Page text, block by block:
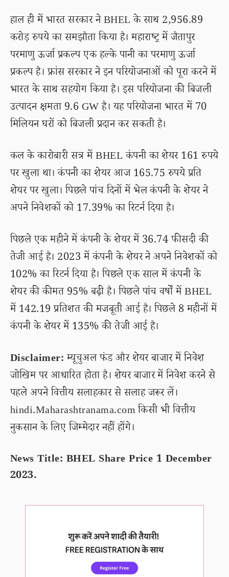
हाल ही में भारत सरकार ने BHEL के साथ 2,956.89
करोड़ रुपये का समझौता किया है। महाराष्ट्र में जैतापुर
परमाणु ऊर्जा प्रकल्प एक हल्के पानी का परमाणु ऊर्जा
प्रकल्प है। फ्रांस सरकार ने इन परियोजनाओं को पूरा करने में
भारत के साथ सहयोग किया है। इस परियोजना की बिजली
उत्पादन क्षमता 9.6 GW है। यह परियोजना भारत में 70
मिलियन घरों को बिजली प्रदान कर सकती है।
कल के कारोबारी सत्र में BHEL कंपनी का शेयर 161 रुपये
पर खुला था। कंपनी का शेयर आज 165.75 रुपये प्रति
शेयर पर खुला। पिछले पांच दिनों में भेल कंपनी के शेयर ने
अपने निवेशकों को 17.39% का रिटर्न दिया है।
पिछले एक महीने में कंपनी के शेयर में 36.74 फीसदी की
तेजी आई है। 2023 में कंपनी के शेयर ने अपने निवेशकों को
102% का रिटर्न दिया है। पिछले एक साल में कंपनी के
शेयर की कीमत 95% बढ़ी है। पिछले पांच वर्षों में BHEL
में 142.19 प्रतिशत की मजबूती आई है। पिछले 8 महीनों में
कंपनी के शेयर में 135% की तेजी आई है।
Disclaimer:म्यूचुअल फंड और शेयर बाजार में निवेश
जोखिम पर आधारित होता है। शेयर बाजार में निवेश करने से
पहले अपने वित्तीय सलाहकार से सलाह जरूर लें।
hindi.Maharashtranama.com किसी भी वित्तीय
नुकसान के लिए जिम्मेदार नहीं होंगे।
News Title: BHEL Share Price 1 December
2023.